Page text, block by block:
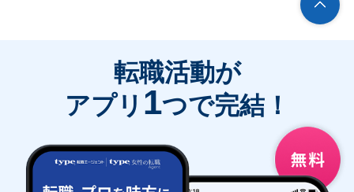
転職活動が
アプリ 1つで完結！